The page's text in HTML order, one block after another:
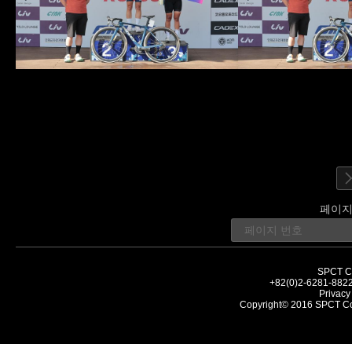
페이
SPCT
+82(0)2-6281-
Copyright© 2016 SPCT